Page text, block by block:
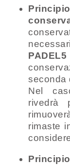
PADEL5
seconda
Nel
rivedrà
rimaste